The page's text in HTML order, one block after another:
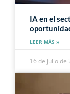
IA en el
LEER MÁS »
16 de julio de